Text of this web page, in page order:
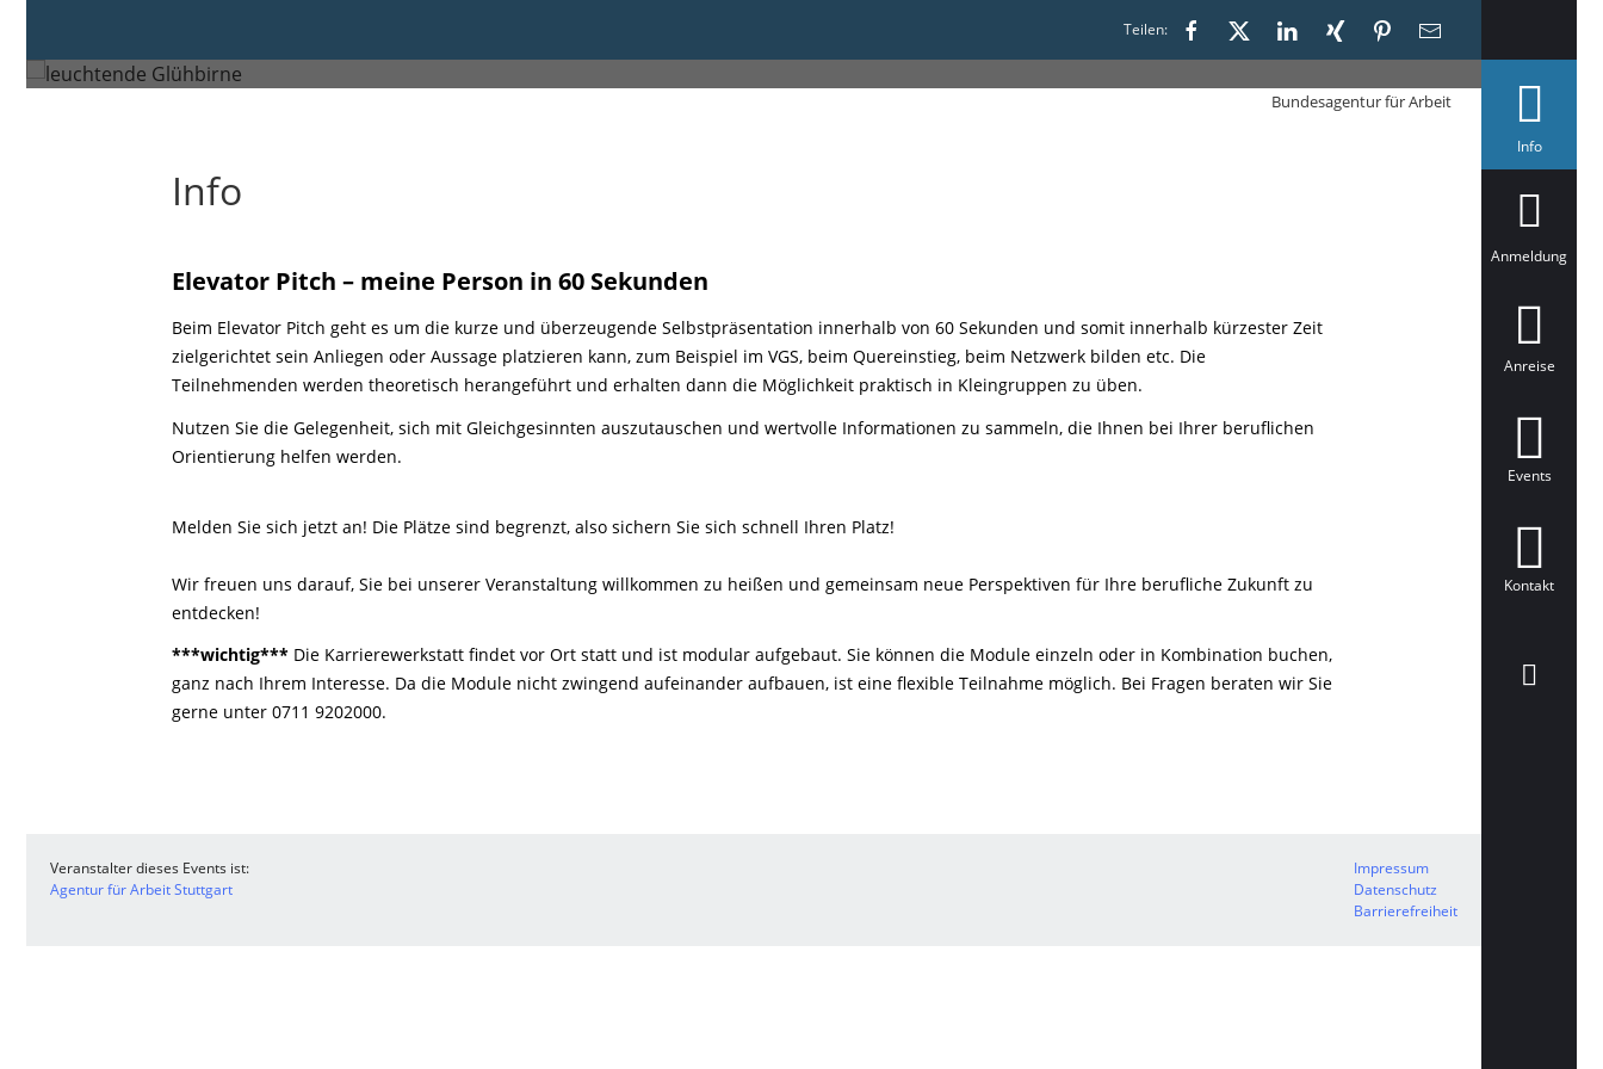
Teilen:
Bundesagentur für Arbeit
Infoa
ä
t
Anmeldung
Anreise
Events
Kontakt
Info
Elevator Pitch – meine Person in 60 Sekunden
Beim Elevator Pitch geht es um die kurze und überzeugende Selbstpräsentation innerhalb von 60 Sekunden und somit innerhalb kürzester Zeit
zielgerichtet sein Anliegen oder Aussage platzieren kann, zum Beispiel im VGS, beim Quereinstieg, beim Netzwerk bilden etc. Die
Teilnehmenden werden theoretisch herangeführt und erhalten dann die Möglichkeit praktisch in Kleingruppen zu üben.
Nutzen Sie die Gelegenheit, sich mit Gleichgesinnten auszutauschen und wertvolle Informationen zu sammeln, die Ihnen bei Ihrer beruflichen
Orientierung helfen werden.
Melden Sie sich jetzt an! Die Plätze sind begrenzt, also sichern Sie sich schnell Ihren Platz!
Wir freuen uns darauf, Sie bei unserer Veranstaltung willkommen zu heißen und gemeinsam neue Perspektiven für Ihre berufliche Zukunft zu
entdecken!
***wichtig*** Die Karrierewerkstatt findet vor Ort statt und ist modular aufgebaut. Sie können die Module einzeln oder in Kombination buchen,
ganz nach Ihrem Interesse. Da die Module nicht zwingend aufeinander aufbauen, ist eine flexible Teilnahme möglich. Bei Fragen beraten wir Sie
gerne unter 0711 9202000.
Veranstalter dieses Events ist:
Agentur für Arbeit Stuttgart
Impressum
Datenschutz
Barrierefreiheit